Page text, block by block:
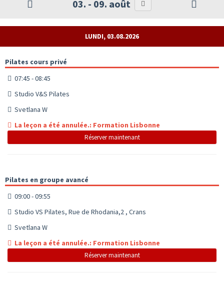
03. - 09. août
LUNDI, 03.08.2026
Pilates cours privé
07:45 - 08:45
Studio V&S Pilates
Svetlana W
La leçon a été annulée.: Formation Lisbonne
Réserver maintenant
Pilates en groupe avancé
09:00 - 09:55
Studio VS Pilates, Rue de Rhodania,2 , Crans
Svetlana W
La leçon a été annulée.: Formation Lisbonne
Réserver maintenant